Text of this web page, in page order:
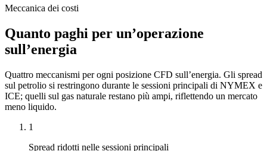
Meccanica dei costi
Quanto paghi per un’operazione
sull’energia
Quattro meccanismi per ogni posizione CFD sull’energia. Gli spread
sul petrolio si restringono durante le sessioni principali di NYMEX e
ICE; quelli sul gas naturale restano più ampi, riflettendo un mercato
meno liquido.
1
Spread ridotti nelle sessioni principali